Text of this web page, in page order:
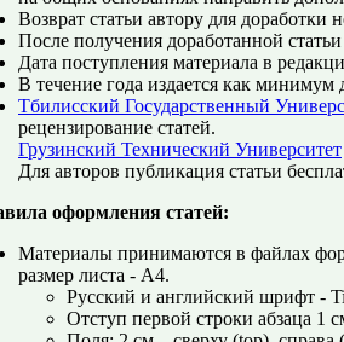
Возврат статьи автору для доработки
После получения доработанной
Дата поступления материала в
В течение года издается как минимум
Тбилисский Государственный
рецензирование статей.
Грузинский Технический Университет
Для авторов публикация статьи
оформления статей:
Материалы принимаются в файлах
размер листа - А4.
Русский и английский шрифт -
Отступ первой строки абзаца